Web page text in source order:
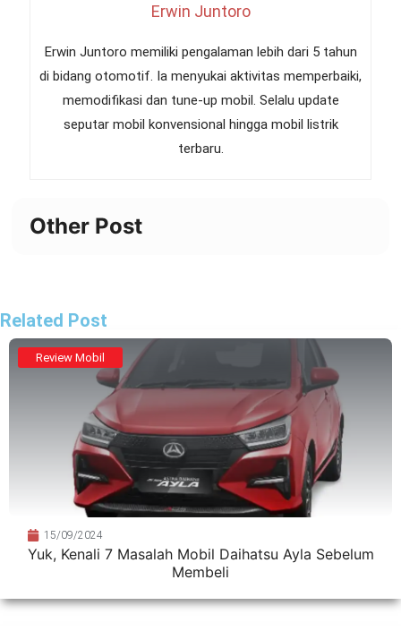
Erwin Juntoro
Erwin Juntoro memiliki pengalaman lebih dari 5 tahun
di bidang otomotif. Ia menyukai aktivitas memperbaiki,
memodifikasi dan tune-up mobil. Selalu update
seputar mobil konvensional hingga mobil listrik
terbaru.
Other Post
Related Post
Review Mobil
15/09/2024
Yuk, Kenali 7 Masalah Mobil Daihatsu Ayla Sebelum
Membeli